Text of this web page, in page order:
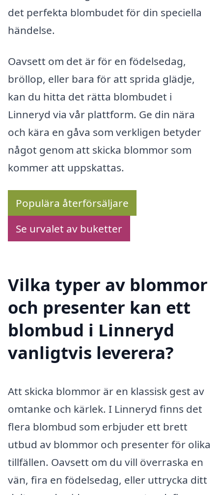
det perfekta blombudet för din speciella
händelse.
Oavsett om det är för en födelsedag,
bröllop, eller bara för att sprida glädje,
kan du hitta det rätta blombudet i
Linneryd via vår plattform. Ge din nära
och kära en gåva som verkligen betyder
något genom att skicka blommor som
kommer att uppskattas.
Populära återförsäljare
Se urvalet av buketter
Vilka typer av blommor
och presenter kan ett
blombud i Linneryd
vanligtvis leverera?
Att skicka blommor är en klassisk gest av
omtanke och kärlek. I Linneryd finns det
flera blombud som erbjuder ett brett
utbud av blommor och presenter för olika
tillfällen. Oavsett om du vill överraska en
vän, fira en födelsedag, eller uttrycka ditt